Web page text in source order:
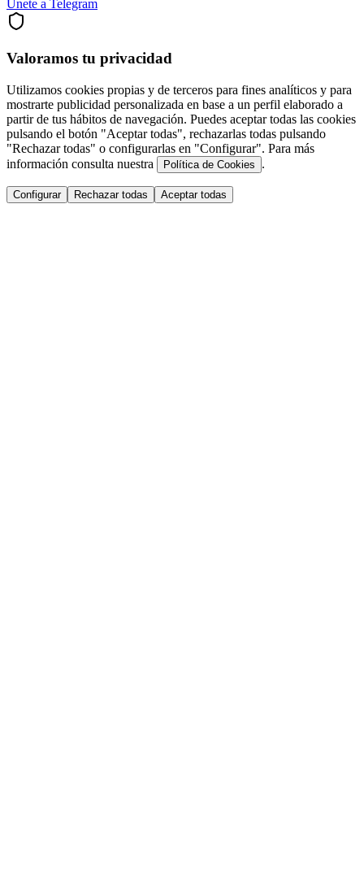
Únete a Telegram
Valoramos tu privacidad
Utilizamos cookies propias y de terceros para fines analíticos y para
mostrarte publicidad personalizada en base a un perfil elaborado a
partir de tus hábitos de navegación. Puedes aceptar todas las cookies
pulsando el botón "Aceptar todas", rechazarlas todas pulsando
"Rechazar todas" o configurarlas en "Configurar". Para más
información consulta nuestra
Política de Cookies .
Configurar Rechazar todas Aceptar todas